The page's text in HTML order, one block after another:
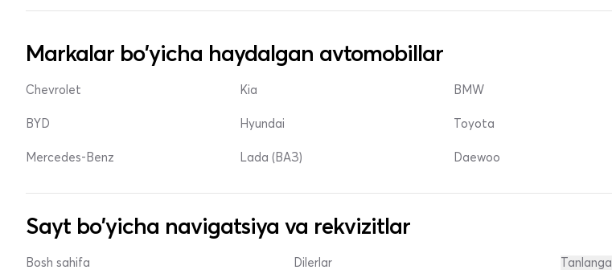
Markalar bo'yicha haydalgan avtomobillar
Chevrolet
BYD
Mercedes-Benz
Kia
Hyundai
Lada (ВАЗ)
BMW
Toyota
Daewoo
Sayt bo'yicha navigatsiya va rekvizitlar
Bosh sahifa Dilerlar